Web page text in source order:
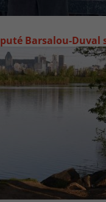
Barsalou-Duval